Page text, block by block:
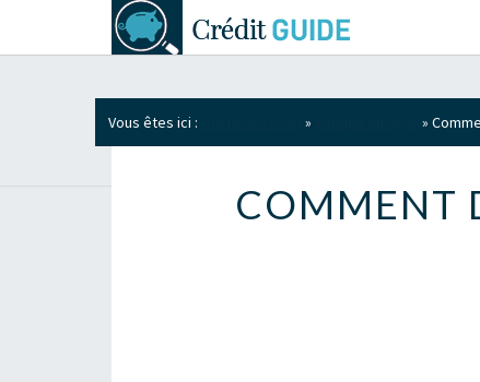
Vous êtes ici : » »
COMMENT